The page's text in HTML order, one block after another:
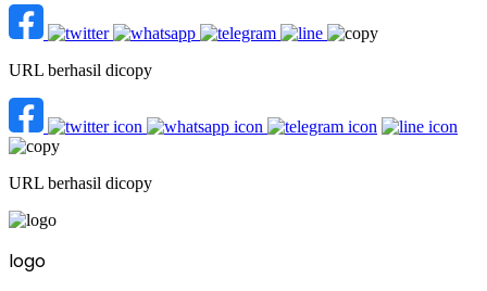
URL berhasil dicopy
URL berhasil dicopy
logo